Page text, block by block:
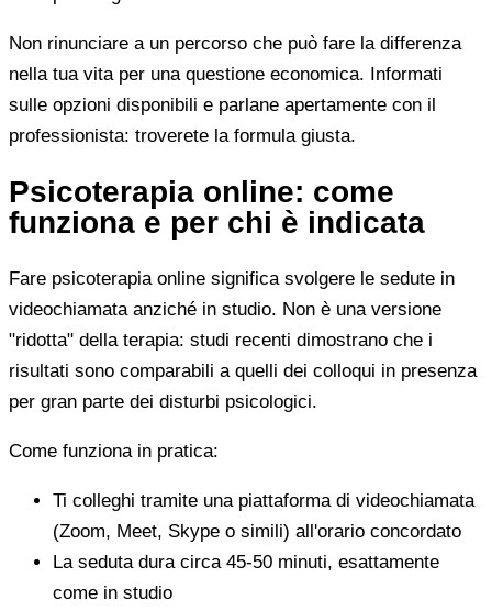
Non rinunciare a un percorso che può fare la differenza
nella tua vita per una questione economica. Informati
sulle opzioni disponibili e parlane apertamente con il
professionista: troverete la formula giusta.
Psicoterapia online: come
funziona e per chi è indicata
Fare psicoterapia online significa svolgere le sedute in
videochiamata anziché in studio. Non è una versione
"ridotta" della terapia: studi recenti dimostrano che i
risultati sono comparabili a quelli dei colloqui in presenza
per gran parte dei disturbi psicologici.
Come funziona in pratica:
Ti colleghi tramite una piattaforma di videochiamata
(Zoom, Meet, Skype o simili) all'orario concordato
La seduta dura circa 45-50 minuti, esattamente
come in studio